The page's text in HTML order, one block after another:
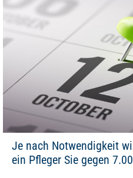
Je nach Notwendigkeit
ein Pfleger Sie gegen